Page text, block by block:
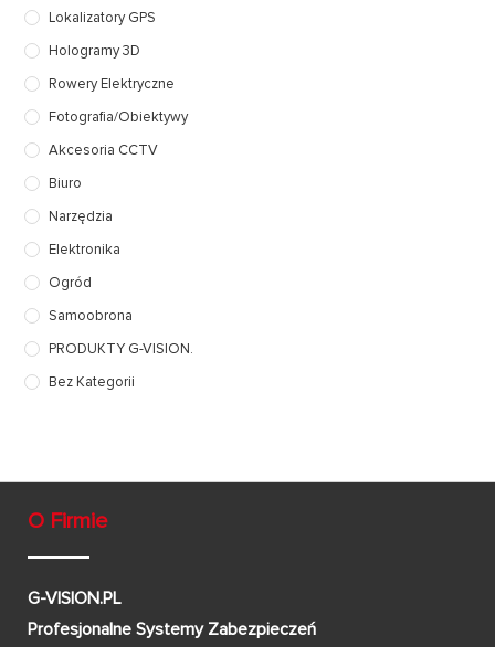
Lokalizatory GPS
Hologramy 3D
Rowery Elektryczne
Fotografia/Obiektywy
Akcesoria CCTV
Biuro
Narzędzia
Elektronika
Ogród
Samoobrona
PRODUKTY G-VISION.
Bez Kategorii
O Firmie
G-VISION.PL
Profesjonalne Systemy Zabezpieczeń